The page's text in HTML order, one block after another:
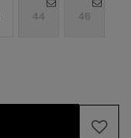
44 46